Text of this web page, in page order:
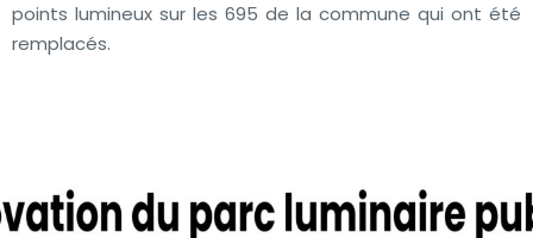
points lumineux sur les 695 de la commune qui ont été
remplacés.